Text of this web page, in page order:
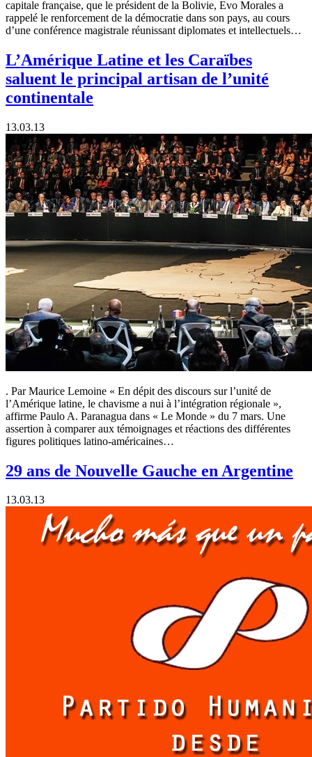
capitale française, que le président de la Bolivie, Evo Morales a
rappelé le renforcement de la démocratie dans son pays, au cours
d’une conférence magistrale réunissant diplomates et intellectuels…
L’Amérique Latine et les Caraïbes
saluent le principal artisan de l’unité
continentale
13.03.13
. Par Maurice Lemoine « En dépit des discours sur l’unité de
l’Amérique latine, le chavisme a nui à l’intégration régionale »,
affirme Paulo A. Paranagua dans « Le Monde » du 7 mars. Une
assertion à comparer aux témoignages et réactions des différentes
figures politiques latino-américaines…
29 ans de Nouvelle Gauche en Argentine
13.03.13